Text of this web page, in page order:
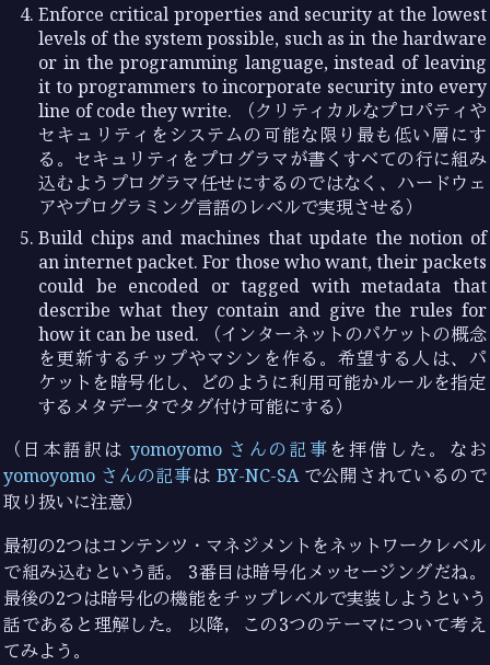
Enforce critical properties and security at the lowest
levels of the system possible, such as in the hardware
or in the programming language, instead of leaving
it to programmers to incorporate security into every
line of code they write. （クリティカルなプロパティや
セキュリティをシステムの可能な限り最も低い層にす
る。セキュリティをプログラマが書くすべての行に組み
込むようプログラマ任せにするのではなく、ハードウェ
アやプログラミング言語のレベルで実現させる）
Build chips and machines that update the notion of
an internet packet. For those who want, their packets
could be encoded or tagged with metadata that
describe what they contain and give the rules for
how it can be used. （インターネットのパケットの概念
を更新するチップやマシンを作る。希望する人は、パ
ケットを暗号化し、どのように利用可能かルールを指定
するメタデータでタグ付け可能にする）
（日本語訳はyomoyomo さんの記事を拝借した。なお
yomoyomo さんの記事は BY-NC-SAで公開されているので
取り扱いに注意）
最初の2つはコンテンツ・マネジメントをネットワークレベル
で組み込むという話。 3番目は暗号化メッセージングだね。
最後の2つは暗号化の機能をチップレベルで実装しようという
話であると理解した。 以降，この3つのテーマについて考え
てみよう。